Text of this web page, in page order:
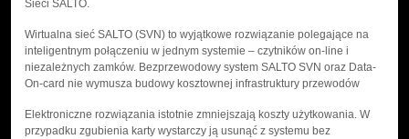
Sieci SALTO.
Wirtualna sieć SALTO (SVN) to wyjątkowe rozwiązanie polegające na
inteligentnym połączeniu w jednym systemie – czytników on-line i
niezależnych zamków. Bezprzewodowy system SALTO SVN oraz Data-
On-card nie wymusza budowy kosztownej infrastruktury przewodów
Elektroniczne rozwiązania istotnie zmniejszają koszty użytkowania. W
przypadku zgubienia karty wystarczy ją usunąć z systemu bez